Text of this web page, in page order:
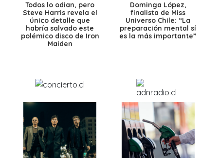
Todos lo odian, pero
Steve Harris revela el
único detalle que
habría salvado este
polémico disco de Iron
Maiden
Dominga López,
finalista de Miss
Universo Chile: “La
preparación mental sí
es la más importante”